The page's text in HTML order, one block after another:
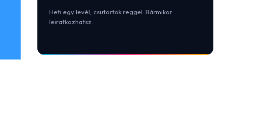
Heti egy levél, csütörtök reggel. Bármikor
leiratkozhatsz.